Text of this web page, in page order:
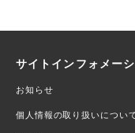
サイトインフォメー
お知らせ
個人情報の取り扱いについ